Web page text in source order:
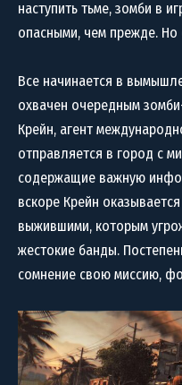
наступить тьме, зомби в
опасными, чем прежде. Но
Все начинается в
охвачен очередным
Крейн, агент
отправляется в город с
содержащие важную
вскоре Крейн
выжившими, которым
жестокие банды.
сомнение свою миссию,